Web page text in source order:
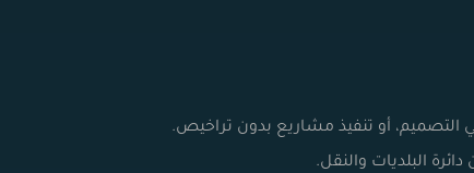
التصميم، أو تنفيذ مشاريع بدون تراخيص.
البلديات والنقل.